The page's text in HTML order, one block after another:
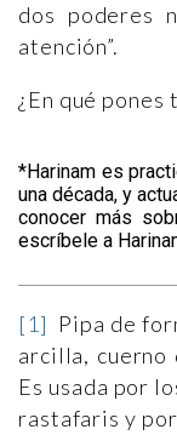
dos poderes
atención”.
¿En qué pones
*Harinam es
una década, y
conocer más
escríbele a
[1] Pipa de
arcilla, cuerno
Es usada por
rastafaris y